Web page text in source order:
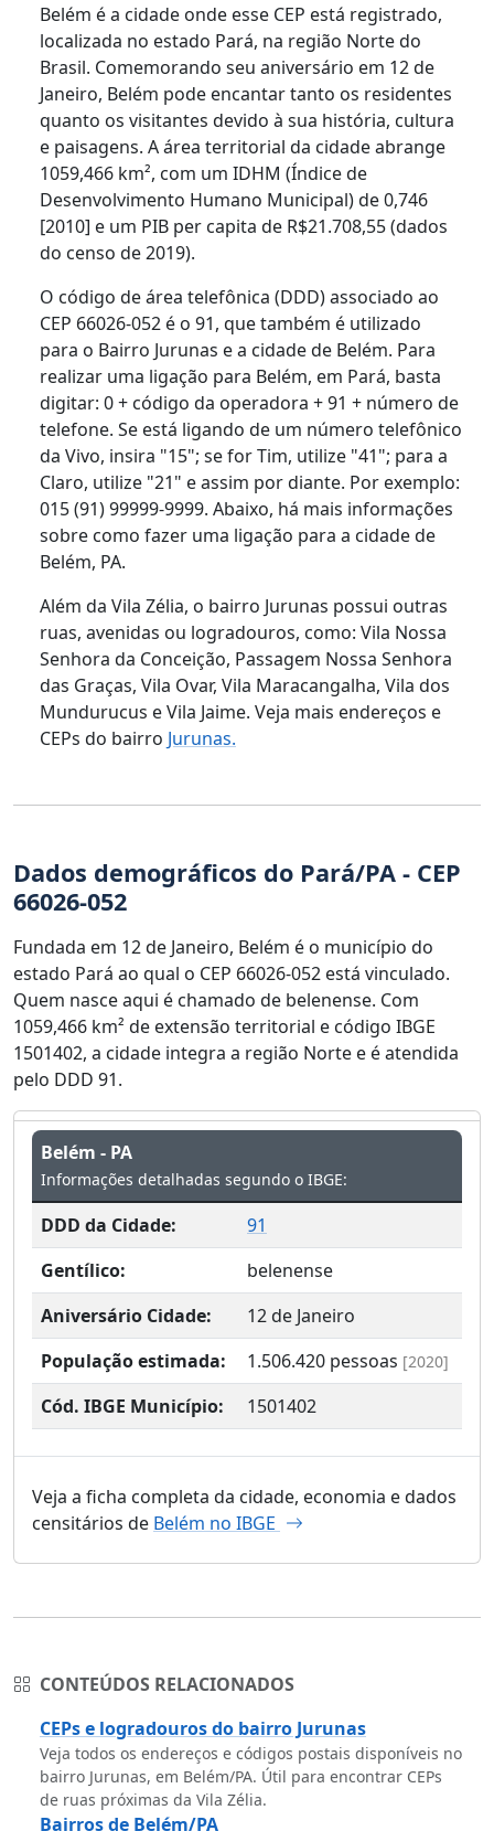
Belém é a cidade onde esse CEP está registrado,
localizada no estado Pará, na região Norte do
Brasil. Comemorando seu aniversário em 12 de
Janeiro, Belém pode encantar tanto os residentes
quanto os visitantes devido à sua história, cultura
e paisagens. A área territorial da cidade abrange
1059,466 km², com um IDHM (Índice de
Desenvolvimento Humano Municipal) de 0,746
[2010] e um PIB per capita de R$21.708,55 (dados
do censo de 2019).
O código de área telefônica (DDD) associado ao
CEP 66026-052 é o 91, que também é utilizado
para o Bairro Jurunas e a cidade de Belém. Para
realizar uma ligação para Belém, em Pará, basta
digitar: 0 + código da operadora + 91 + número de
telefone. Se está ligando de um número telefônico
da Vivo, insira "15"; se for Tim, utilize "41"; para a
Claro, utilize "21" e assim por diante. Por exemplo:
015 (91) 99999-9999. Abaixo, há mais informações
sobre como fazer uma ligação para a cidade de
Belém, PA.
Além da Vila Zélia, o bairro Jurunas possui outras
ruas, avenidas ou logradouros, como: Vila Nossa
Senhora da Conceição, Passagem Nossa Senhora
das Graças, Vila Ovar, Vila Maracangalha, Vila dos
Mundurucus e Vila Jaime. Veja mais endereços e
CEPs do bairro Jurunas.
Dados demográficos do Pará/PA - CEP
66026-052
Fundada em 12 de Janeiro, Belém é o município do
estado Pará ao qual o CEP 66026-052 está vinculado.
Quem nasce aqui é chamado de belenense. Com
1059,466 km² de extensão territorial e código IBGE
1501402, a cidade integra a região Norte e é atendida
pelo DDD 91.
Belém - PA
Informações detalhadas segundo o IBGE:
DDD da Cidade:
91
Gentílico:
belenense
Aniversário Cidade:
12 de Janeiro
População estimada:
1.506.420 pessoas [2020]
Cód. IBGE Município: 1501402
Veja a ficha completa da cidade, economia e dados
censitários de Belém no IBGE
CONTEÚDOS RELACIONADOS
CEPs e logradouros do bairro Jurunas
Veja todos os endereços e códigos postais disponíveis no
bairro Jurunas, em Belém/PA. Útil para encontrar CEPs
de ruas próximas da Vila Zélia.
Bairros de Belém/PA